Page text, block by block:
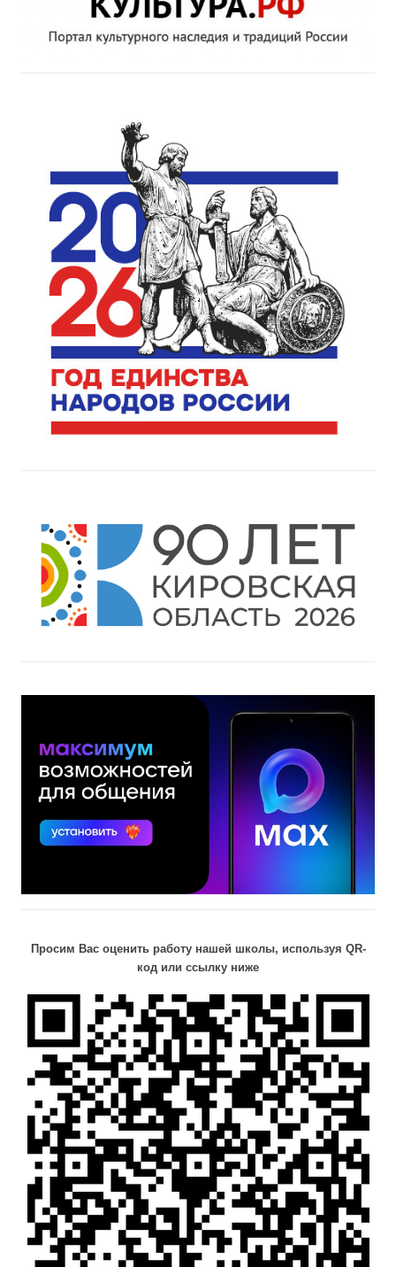
Просим Вас оценить работу нашей школы, используя QR-
код или ссылку ниже